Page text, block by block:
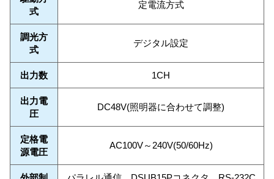
式
定電流方式
調光方
式
デジタル設定
出力数 1CH
出力電
圧
DC48V(照明器に合わせて調整)
定格電
源電圧
AC100V～240V(50/60Hz)